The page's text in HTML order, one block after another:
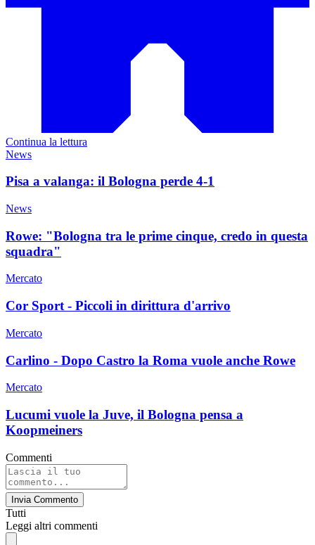
Continua la lettura
News
Pisa a valanga: il Bologna perde 4-1
News
Rowe: "Bologna tra le prime cinque, credo in questa
squadra"
Mercato
Cor Sport - Piccoli in dirittura d'arrivo
Mercato
Carlino - Dopo Castro la Roma vuole anche Rowe
Mercato
Lucumi vuole la Juve, il Bologna pensa a
Koopmeiners
Commenti
Invia Commento
Tutti
Leggi altri commenti